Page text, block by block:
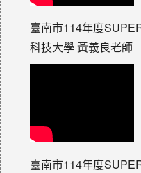
臺南市114年度
科技大學 黃義良老師
臺南市114年度